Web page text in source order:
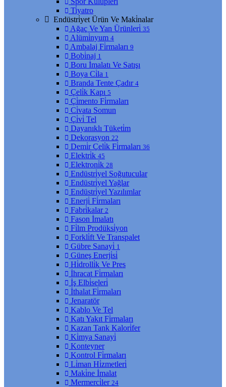
Ti̇yatro
Endüstri̇yet Ürün Ve Maki̇nalar
Ağaç Ve Yan Ürünleri̇ 35
Alümi̇nyum 4
Ambalaj Fi̇rmaları 9
Bobi̇naj 1
Boru İmalatı Ve Satışı
Boya Ci̇la 1
Branda Tente Çadır 4
Çeli̇k Kapı 5
Çi̇mento Fi̇rmaları
Ci̇vata Somun
Çi̇vi̇ Tel
Dayanıklı Tüketi̇m
Dekorasyon 22
Demi̇r Çeli̇k Fi̇rmaları 36
Elektri̇k 45
Elektroni̇k 28
Endüstri̇yel Soğutucular
Endüstri̇yel Yağlar
Endüstri̇yel Yazılımlar
Enerji̇ Fi̇rmaları
Fabri̇kalar 2
Fason İmalatı
Fi̇lm Prodüksi̇yon
Forkli̇ft Ve Transpalet
Gübre Sanayi̇ 1
Güneş Enerji̇si̇
Hi̇drolli̇k Ve Pres
İhracat Fi̇rmaları
İş Elbi̇seleri̇
İthalat Fi̇rmaları
Jenaratör
Kablo Ve Tel
Katı Yakıt Fi̇rmaları
Kazan Tank Kalori̇fer
Ki̇mya Sanayi̇
Konteyner
Kontrol Fi̇rmaları
Li̇man Hi̇zmetleri̇
Maki̇ne İmalat
Mermerci̇ler 24